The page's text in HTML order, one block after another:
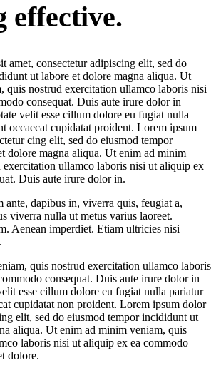
effective.
amet, consectetur adipiscing elit, sed do
ut labore et dolore magna aliqua. Ut
quis nostrud exercitation ullamco laboris nisi
consequat. Duis aute irure dolor in
velit esse cillum dolore eu fugiat nulla
occaecat cupidatat proident. Lorem ipsum
cing elit, sed do eiusmod tempor
dolore magna aliqua. Ut enim ad minim
exercitation ullamco laboris nisi ut aliquip ex
Duis aute irure dolor in.
ante, dapibus in, viverra quis, feugiat a,
viverra nulla ut metus varius laoreet.
Aenean imperdiet. Etiam ultricies nisi
quis nostrud exercitation ullamco laboris
consequat. Duis aute irure dolor in
esse cillum dolore eu fugiat nulla pariatur
cupidatat non proident. Lorem ipsum dolor
elit, sed do eiusmod tempor incididunt ut
aliqua. Ut enim ad minim veniam, quis
laboris nisi ut aliquip ex ea commodo
dolore.